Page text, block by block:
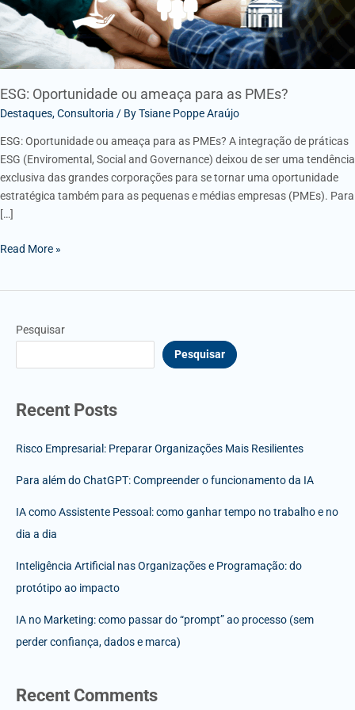
ESG: Oportunidade ou ameaça para as PMEs?
Destaques,Consultoria / ByTsiane Poppe Araújo
ESG: Oportunidade ou ameaça para as PMEs? A integração de práticas
ESG (Enviromental, Social and Governance) deixou de ser uma tendência
exclusiva das grandes corporações para se tornar uma oportunidade
estratégica também para as pequenas e médias empresas (PMEs). Para
[…]
Read More »
Pesquisar
Pesquisar
Recent Posts
Risco Empresarial: Preparar Organizações Mais Resilientes
Para além do ChatGPT: Compreender o funcionamento da IA
IA como Assistente Pessoal: como ganhar tempo no trabalho e no
dia a dia
Inteligência Artificial nas Organizações e Programação: do
protótipo ao impacto
IA no Marketing: como passar do “prompt” ao processo (sem
perder confiança, dados e marca)
Recent Comments